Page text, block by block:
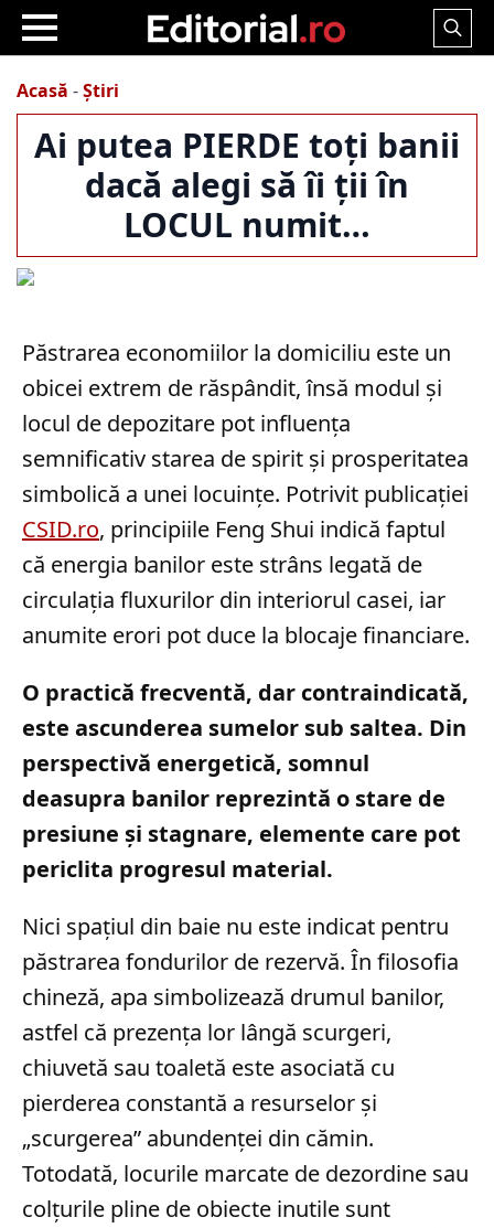
Search
Acasă -Știri
Ai putea PIERDE toți banii
dacă alegi să îi ții în
LOCUL numit…
Păstrarea economiilor la domiciliu este un
obicei extrem de răspândit, însă modul și
locul de depozitare pot influența
semnificativ starea de spirit și prosperitatea
simbolică a unei locuințe. Potrivit publicației
CSID.ro, principiile Feng Shui indică faptul
că energia banilor este strâns legată de
circulația fluxurilor din interiorul casei, iar
anumite erori pot duce la blocaje financiare.
O practică frecventă, dar contraindicată,
este ascunderea sumelor sub saltea. Din
perspectivă energetică, somnul
deasupra banilor reprezintă o stare de
presiune și stagnare, elemente care pot
periclita progresul material.
Nici spațiul din baie nu este indicat pentru
păstrarea fondurilor de rezervă. În filosofia
chineză, apa simbolizează drumul banilor,
astfel că prezența lor lângă scurgeri,
chiuvetă sau toaletă este asociată cu
pierderea constantă a resurselor și
„scurgerea” abundenței din cămin.
Totodată, locurile marcate de dezordine sau
colțurile pline de obiecte inutile sunt